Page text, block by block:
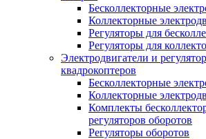
Бесколлекторные
Коллекторные
Регуляторы для
Регуляторы для
Электродвигатели и
квадрокоптеров
Бесколлекторные
Коллекторные
Комплекты
регуляторов оборотов
Регуляторы оборотов